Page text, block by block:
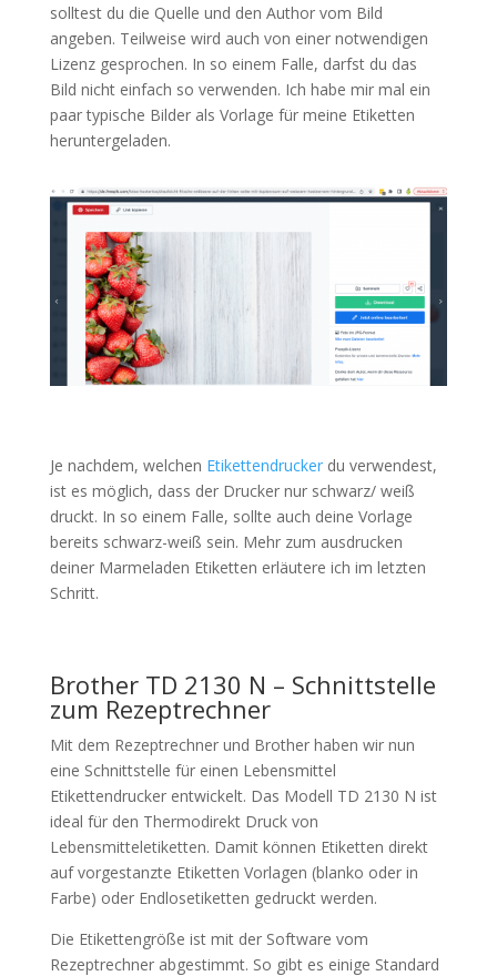
solltest du die Quelle und den Author vom Bild
angeben. Teilweise wird auch von einer notwendigen
Lizenz gesprochen. In so einem Falle, darfst du das
Bild nicht einfach so verwenden. Ich habe mir mal ein
paar typische Bilder als Vorlage für meine Etiketten
heruntergeladen.
Je nachdem, welchen Etikettendruckerdu verwendest,
ist es möglich, dass der Drucker nur schwarz/ weiß
druckt. In so einem Falle, sollte auch deine Vorlage
bereits schwarz-weiß sein. Mehr zum ausdrucken
deiner Marmeladen Etiketten erläutere ich im letzten
Schritt.
Brother TD 2130 N – Schnittstelle
zum Rezeptrechner
Mit dem Rezeptrechner und Brother haben wir nun
eine Schnittstelle für einen Lebensmittel
Etikettendrucker entwickelt. Das Modell TD 2130 N ist
ideal für den Thermodirekt Druck von
Lebensmitteletiketten. Damit können Etiketten direkt
auf vorgestanzte Etiketten Vorlagen (blanko oder in
Farbe) oder Endlosetiketten gedruckt werden.
Die Etikettengröße ist mit der Software vom
Rezeptrechner abgestimmt. So gibt es einige Standard